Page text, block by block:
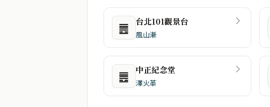
䷌ 台北101觀景台
風山漸
䷌ 中正紀念堂
澤火革